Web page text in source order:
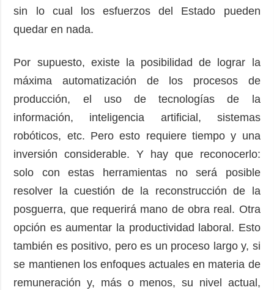
sin lo cual los esfuerzos del Estado pueden
quedar en nada.
Por supuesto, existe la posibilidad de lograr la
máxima automatización de los procesos de
producción, el uso de tecnologías de la
información, inteligencia artificial, sistemas
robóticos, etc. Pero esto requiere tiempo y una
inversión considerable. Y hay que reconocerlo:
solo con estas herramientas no será posible
resolver la cuestión de la reconstrucción de la
posguerra, que requerirá mano de obra real. Otra
opción es aumentar la productividad laboral. Esto
también es positivo, pero es un proceso largo y, si
se mantienen los enfoques actuales en materia de
remuneración y, más o menos, su nivel actual,